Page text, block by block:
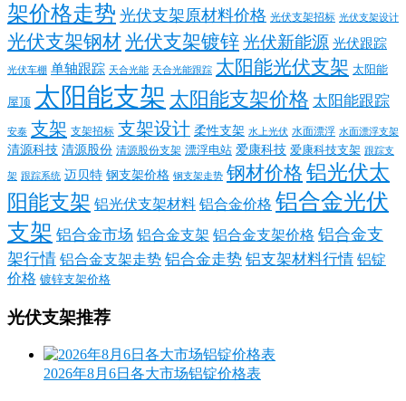
架价格走势 光伏支架原材料价格 光伏支架招标 光伏支架设计
光伏支架钢材光伏支架镀锌光伏新能源 光伏跟踪
光伏车棚 单轴跟踪 天合光能 天合光能跟踪 太阳能光伏支架 太阳能
屋顶 太阳能支架 太阳能支架价格 太阳能跟踪
安泰 支架 支架招标 支架设计 柔性支架 水上光伏 水面漂浮 水面漂浮支架
清源科技 清源股份 清源股份支架 漂浮电站 爱康科技 爱康科技支架 跟踪支
架 跟踪系统 迈贝特 钢支架价格 钢支架走势 钢材价格 铝光伏太
阳能支架 铝光伏支架材料 铝合金价格 铝合金光伏
支架 铝合金市场 铝合金支架 铝合金支架价格 铝合金支
架行情 铝合金支架走势 铝合金走势 铝支架材料行情 铝锭
价格 镀锌支架价格
光伏支架推荐
2026年8月6日各大市场铝锭价格表